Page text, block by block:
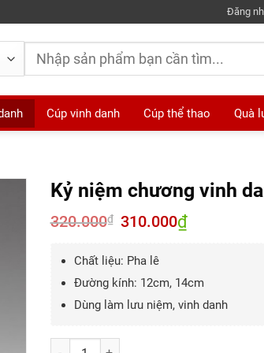
Đăng
Tìm
kiếm:
Cúp vinh danh Cúp thể thao Quà
Kỷ niệm chương vinh
320.000₫
Giá
gốc
310.000₫Giá
hiện
Chất liệu: Pha lê
Đường kính: 12cm, 14cm
Dùng làm lưu niệm, vinh danh
Số lượng